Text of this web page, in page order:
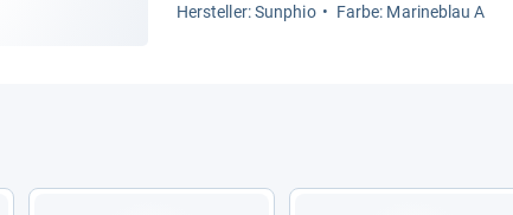
Her­stel­ler: Sunphio Farbe: Marineblau A